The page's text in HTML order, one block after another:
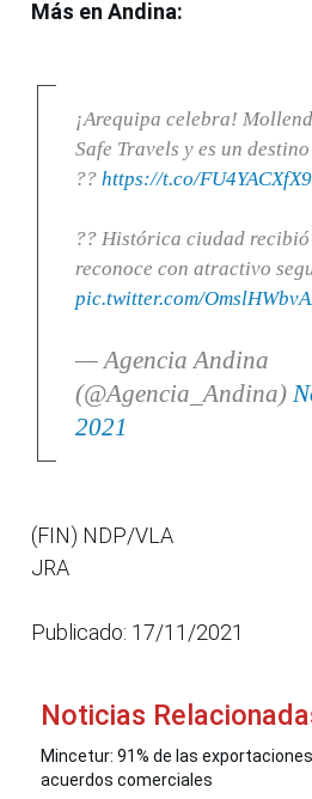
Más en Andina:
¡Arequipa celebra!
Safe Travels y es un
?? https://t.co/FU4YACXfX9
?? Histórica ciudad
reconoce con atractivo
pic.twitter.com/
— Agencia Andina
(@Agencia_Andina)
2021
(FIN) NDP/VLA
JRA
Publicado: 17/11/2021
Noticias
Mincetur: 91% de las
acuerdos comerciales